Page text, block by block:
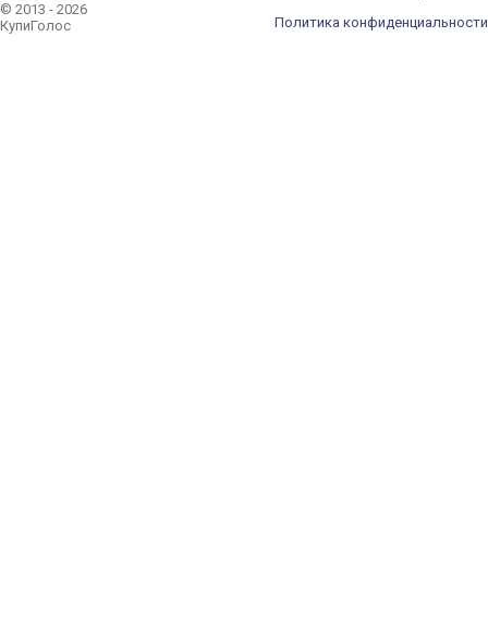
© 2013 - 2026
КупиГолос
Политика конфиденциальности